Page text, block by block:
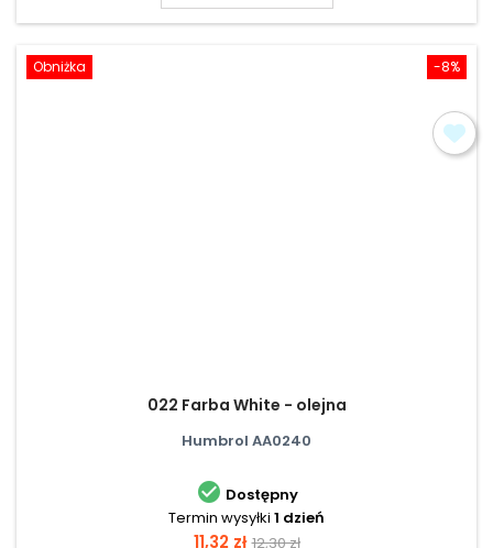
-8%
Obniżka
022 Farba White - olejna
Humbrol AA0240
 Dostępny
Termin wysyłki 1 dzień
Cena
11,32 zł Cena
12,30 zł